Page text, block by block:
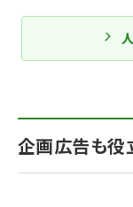
企画広告も役